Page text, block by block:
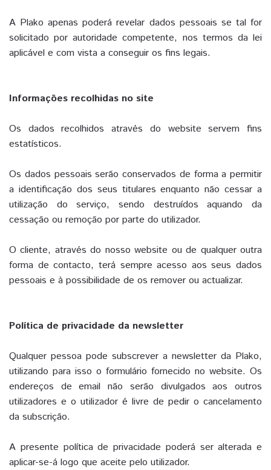
A Plako apenas poderá revelar dados pessoais se tal for
solicitado por autoridade competente, nos termos da lei
aplicável e com vista a conseguir os fins legais.
Informações recolhidas no site
Os dados recolhidos através do website servem fins
estatísticos.
Os dados pessoais serão conservados de forma a permitir
a identificação dos seus titulares enquanto não cessar a
utilização do serviço, sendo destruídos aquando da
cessação ou remoção por parte do utilizador.
O cliente, através do nosso website ou de qualquer outra
forma de contacto, terá sempre acesso aos seus dados
pessoais e à possibilidade de os remover ou actualizar.
Política de privacidade da newsletter
Qualquer pessoa pode subscrever a newsletter da Plako,
utilizando para isso o formulário fornecido no website. Os
endereços de email não serão divulgados aos outros
utilizadores e o utilizador é livre de pedir o cancelamento
da subscrição.
A presente política de privacidade poderá ser alterada e
aplicar-se-á logo que aceite pelo utilizador.